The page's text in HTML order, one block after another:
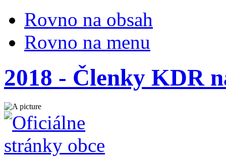
Rovno na obsah
Rovno na menu
2018 - Členky KDR